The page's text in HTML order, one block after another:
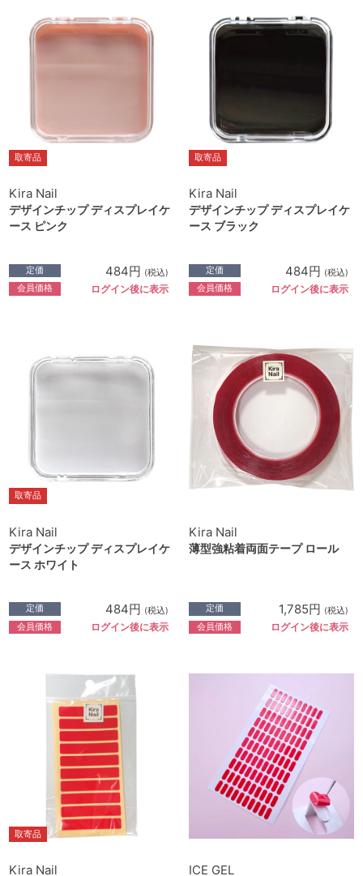
取寄品
Kira Nail
デザインチップ ディスプレイケ
ース ピンク
定価 484円 (税込)
会員価格 ログイン後に表示
取寄品
Kira Nail
デザインチップ ディスプレイケ
ース ブラック
定価 484円 (税込)
会員価格 ログイン後に表示
取寄品
Kira Nail
デザインチップ ディスプレイケ
ース ホワイト
定価 484円 (税込)
会員価格 ログイン後に表示
Kira Nail
薄型強粘着両面テープ ロール
定価 1,785円 (税込)
会員価格 ログイン後に表示
取寄品
Kira Nail ICE GEL